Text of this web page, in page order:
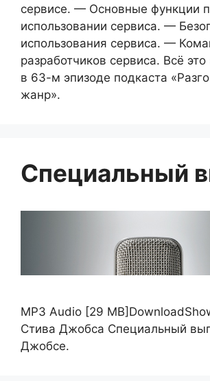
сервисе. — Основные функции
использовании сервиса. —
использования сервиса. —
разработчиков сервиса. Всё
в 63-м эпизоде подкаста
жанр».
Специальный
MP3 Audio [29
Стива Джобса Специальный
Джобсе.